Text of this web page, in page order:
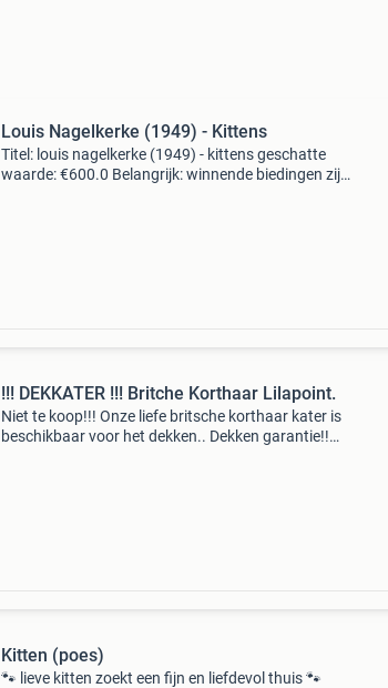
Louis Nagelkerke (1949) - Kittens
Titel: louis nagelkerke (1949) - kittens geschatte
waarde: €600.0 Belangrijk: winnende biedingen zijn
!!! DEKKATER !!! Britche Korthaar Lilapoint.
Niet te koop!!! Onze liefe britsche korthaar kater is
beschikbaar voor het dekken.. Dekken garantie!!
Kitten (poes)
🐾 lieve kitten zoekt een fijn en liefdevol thuis 🐾